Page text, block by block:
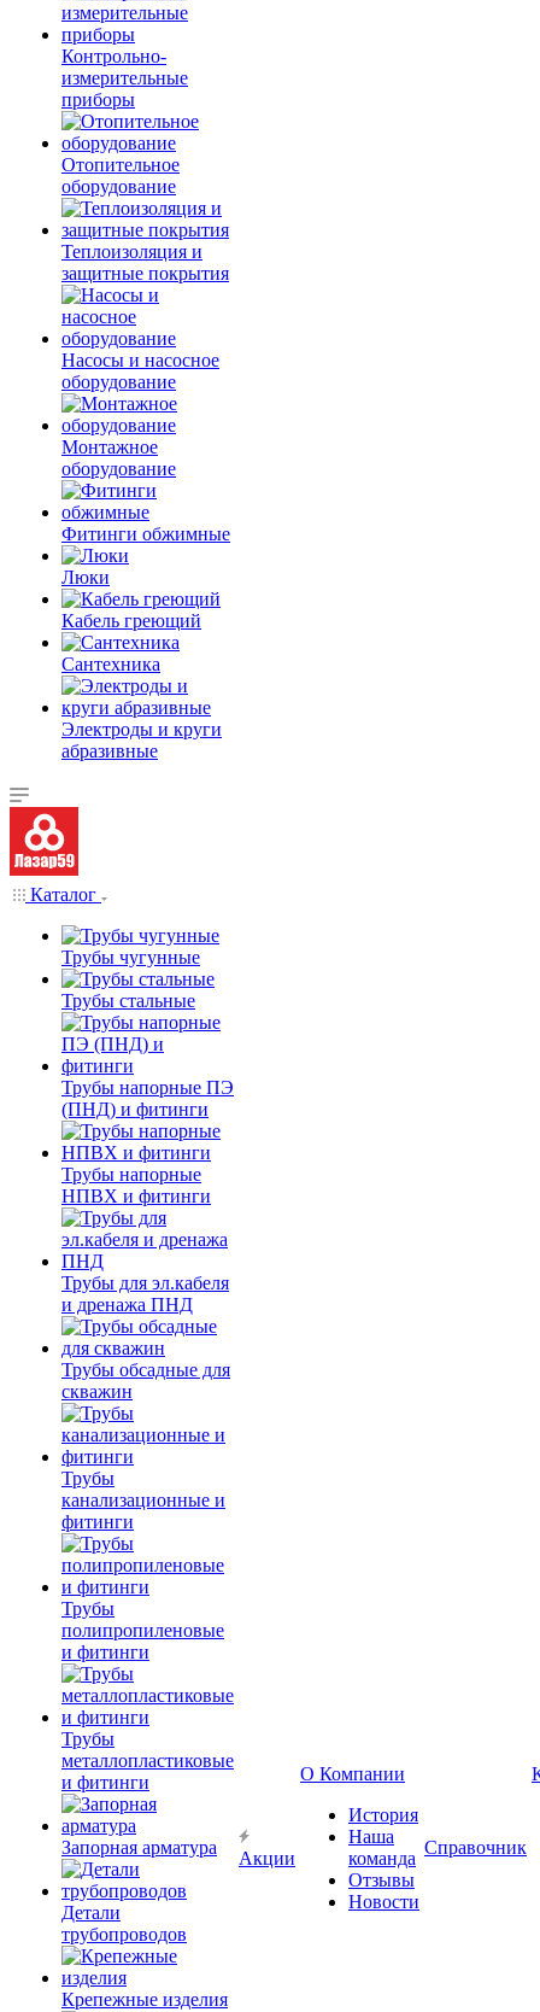
Контрольно-
измерительные
приборы
Отопительное
оборудование
Теплоизоляция и
защитные покрытия
Насосы и насосное
оборудование
Монтажное
оборудование
Фитинги обжимные
Люки
Кабель греющий
Сантехника
Электроды и круги
абразивные
Каталог
Трубы чугунные
Трубы стальные
Трубы напорные ПЭ
(ПНД) и фитинги
Трубы напорные
НПВХ и фитинги
Трубы для эл.кабеля
и дренажа ПНД
Трубы обсадные для
скважин
Трубы
канализационные и
фитинги
Трубы
полипропиленовые
и фитинги
Трубы
металлопластиковые
и фитинги
Запорная арматура
Детали
трубопроводов
Крепежные изделия
Акции
О Компании
История
Наша
команда
Отзывы
Новости
Справочник